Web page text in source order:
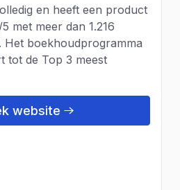
en heeft een product
met meer dan 1.216
Het boekhoudprogramma
tot de Top 3 meest
website